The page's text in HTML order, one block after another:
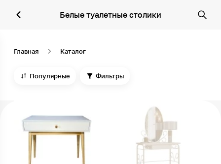
Белые туалетные столики
Главная Каталог
Популярные Фильтры